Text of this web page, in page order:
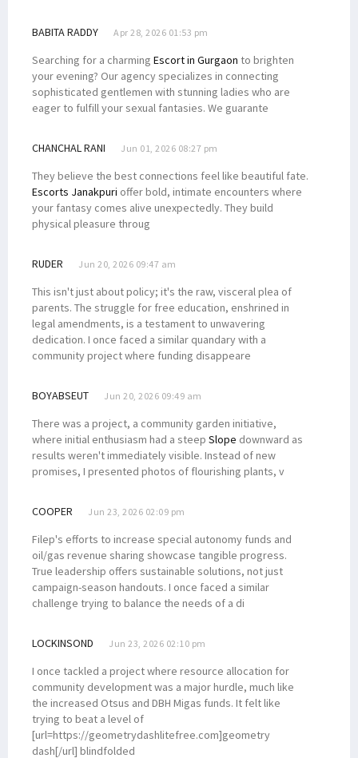
BABITA RADDY Apr 28, 2026 01:53 pm
Searching for a charming Escort in Gurgaon to brighten
your evening? Our agency specializes in connecting
sophisticated gentlemen with stunning ladies who are
eager to fulfill your sexual fantasies. We guarante
CHANCHAL RANI Jun 01, 2026 08:27 pm
They believe the best connections feel like beautiful fate.
Escorts Janakpuri offer bold, intimate encounters where
your fantasy comes alive unexpectedly. They build
physical pleasure throug
RUDER Jun 20, 2026 09:47 am
This isn't just about policy; it's the raw, visceral plea of
parents. The struggle for free education, enshrined in
legal amendments, is a testament to unwavering
dedication. I once faced a similar quandary with a
community project where funding disappeare
BOYABSEUT Jun 20, 2026 09:49 am
There was a project, a community garden initiative,
where initial enthusiasm had a steep Slope downward as
results weren't immediately visible. Instead of new
promises, I presented photos of flourishing plants, v
COOPER Jun 23, 2026 02:09 pm
Filep's efforts to increase special autonomy funds and
oil/gas revenue sharing showcase tangible progress.
True leadership offers sustainable solutions, not just
campaign-season handouts. I once faced a similar
challenge trying to balance the needs of a di
LOCKINSOND Jun 23, 2026 02:10 pm
I once tackled a project where resource allocation for
community development was a major hurdle, much like
the increased Otsus and DBH Migas funds. It felt like
trying to beat a level of
[url=https://geometrydashlitefree.com]geometry
dash[/url] blindfolded